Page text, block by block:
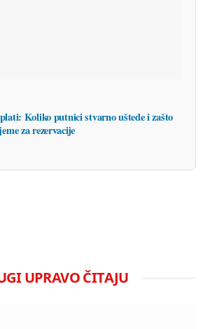
Koliko putnici stvarno uštede i zašto
za rezervacije
UPRAVO ČITAJU